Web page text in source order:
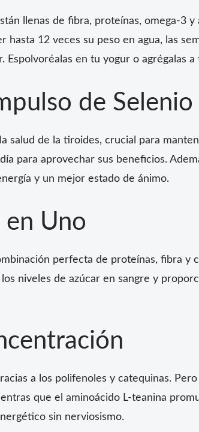
llenas de fibra, proteínas, omega-3
12 veces su peso en agua, las
Espolvoréalas en tu yogur o agrégalas
de Selenio
salud de la tiroides, crucial para
para aprovechar sus beneficios.
y un mejor estado de ánimo.
en Uno
perfecta de proteínas, fibra y
niveles de azúcar en sangre y
a los polifenoles y catequinas.
que el aminoácido L-teanina
sin nerviosismo.